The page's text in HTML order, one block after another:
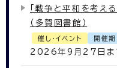
「戦争と平和を考え
（多賀図書館）
催し・イベント 開催期
2026年9月27日ま